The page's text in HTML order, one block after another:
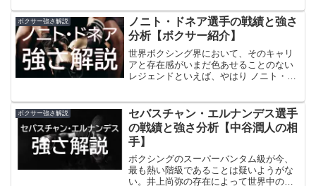
す。
ボクサー強さ解説
ノニト・ドネア選手の戦績と強さ
分析【ボクサー紹介】
世界ボクシング界において、そのキャリ
アと存在感がいまだ色あせることのない
レジェンドといえば、やはり ノニト・ド
グに立ち続けるその姿は、多くのファン
に衝撃を与え、同時に強烈なリスペクト
を与えている。フィリピンのフラッシュ
と呼ばれたその破壊力、カウンターの切
れ味、そして度重なる階級制覇の実績が
語るように、彼はただの元王者ではな
く、まさに“時代を超えるファイター”であ
ボクサー強さ解説
セバスチャン・エルナンデス選手
の戦績と強さ分析【中谷潤人の相
手】
ボクシングのスーパーバンタム級が今、
最も熱い階級であることは疑いようがな
い。井上尚弥の存在によって世界中の注